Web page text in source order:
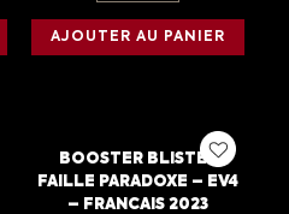
AJOUTER AU PANIER
BOOSTER BLISTER
FAILLE PARADOXE – EV4
– FRANCAIS 2023